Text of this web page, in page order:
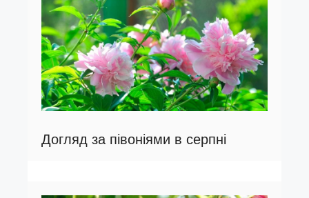
Догляд за півоніями в серпні